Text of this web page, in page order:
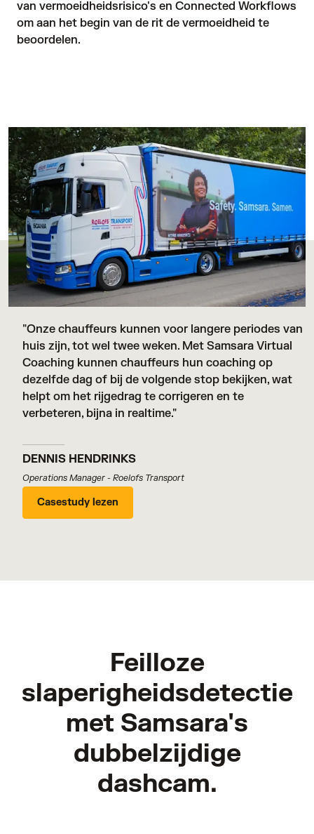
van vermoeidheidsrisico's en Connected Workflows
om aan het begin van de rit de vermoeidheid te
beoordelen.
"Onze chauffeurs kunnen voor langere periodes van
huis zijn, tot wel twee weken. Met Samsara Virtual
Coaching kunnen chauffeurs hun coaching op
dezelfde dag of bij de volgende stop bekijken, wat
helpt om het rijgedrag te corrigeren en te
verbeteren, bijna in realtime."
DENNIS HENDRINKS
Operations Manager - Roelofs Transport
Casestudy lezen
Feilloze
slaperigheidsdetectie
met Samsara's
dubbelzijdige
dashcam.